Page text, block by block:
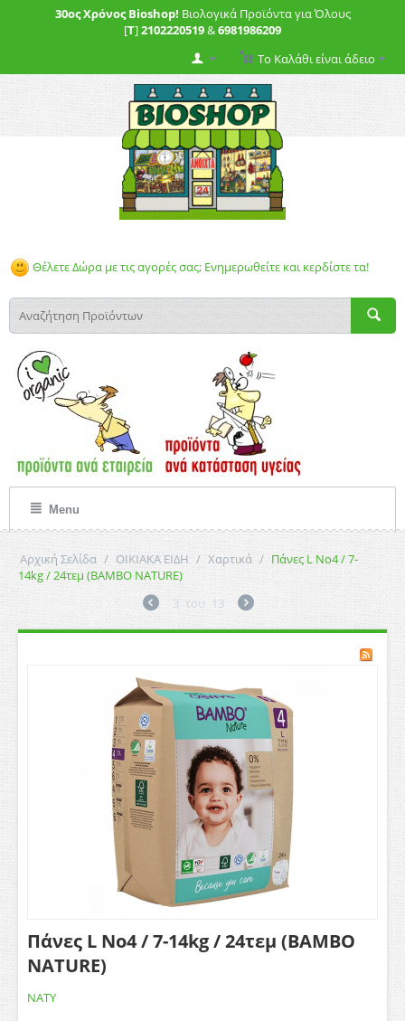
30ος Χρόνος Bioshop! Βιολογικά Προϊόντα για Όλους
[T]2102220519&6981986209
Το Καλάθι είναι άδειο
Θέλετε Δώρα με τις αγορές σας; Ενημερωθείτε και κερδίστε τα!
Menu
Αρχική Σελίδα / ΟΙΚΙΑΚΑ ΕΙΔΗ / Χαρτικά / Πάνες L No4 / 7-
14kg / 24τεμ (BAMBO NATURE)
3 του 13
Πάνες L No4 / 7-14kg / 24τεμ (BAMBO
NATURE)
NATY